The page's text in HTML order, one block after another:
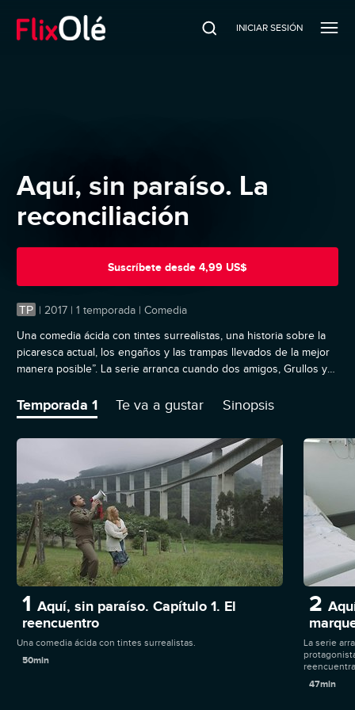
INICIAR SESIÓN
Aquí, sin paraíso. La
reconciliación
Suscríbete desde 4,99 US$
TP | 2017 | 1 temporada | Comedia
Una comedia ácida con tintes surrealistas, una historia sobre la
picaresca actual, los engaños y las trampas llevados de la mejor
manera posible”. La serie arranca cuando dos amigos, Grullos y
reencuentran en la habitación de un hospital
Temporada 1 Te va a gustar Sinopsis
1 Aquí, sin paraíso. Capítulo 1. El
reencuentro
Una comedia ácida con tintes surrealistas.
50min
2
La serie
47min